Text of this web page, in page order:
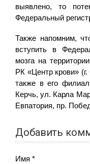
выявлено, то
Федеральный
Также напомним,
вступить в
мозга на
РК «Центр крови»
также в его
Керчь, ул. Карла
Евпатория, пр.
Добавить
Имя